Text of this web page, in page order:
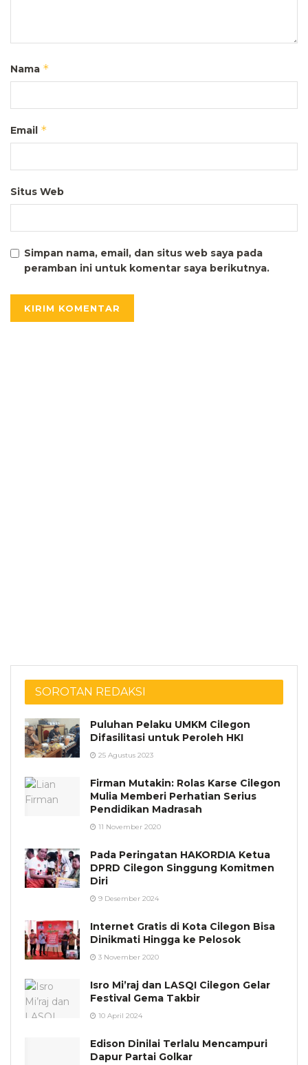
Nama *
Email *
Situs Web
Simpan nama, email, dan situs web saya pada
peramban ini untuk komentar saya berikutnya.
SOROTAN REDAKSI
Puluhan Pelaku UMKM Cilegon
Difasilitasi untuk Peroleh HKI
25 Agustus 2023
Firman Mutakin: Rolas Karse Cilegon
Mulia Memberi Perhatian Serius
Pendidikan Madrasah
11 November 2020
Pada Peringatan HAKORDIA Ketua
DPRD Cilegon Singgung Komitmen
Diri
9 Desember 2024
Internet Gratis di Kota Cilegon Bisa
Dinikmati Hingga ke Pelosok
3 November 2020
Isro Mi’raj dan LASQI Cilegon Gelar
Festival Gema Takbir
10 April 2024
Edison Dinilai Terlalu Mencampuri
Dapur Partai Golkar